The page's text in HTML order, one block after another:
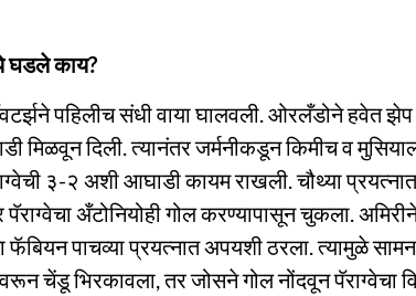
काय?
पहिलीच संधी वाया घालवली. ओरलँडोने हवेत
मिळवून दिली. त्यानंतर जर्मनीकडून किमीच व
३-२ अशी आघाडी कायम राखली. चौथ्या
अँटोनियोही गोल करण्यापासून चुकला.
फॅबियन पाचव्या प्रयत्नात अपयशी ठरला. त्यामुळे
वरून चेंडू भिरकावला, तर जोसने गोल नोंदवून पॅराग्वेचा